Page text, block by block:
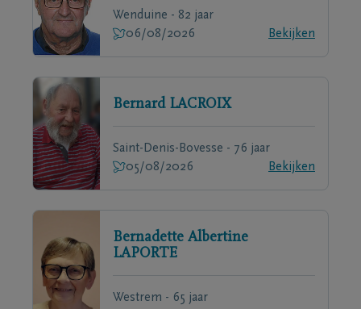
Wenduine - 82 jaar
06/08/2026
Bekijken
Bernard LACROIX
Saint-Denis-Bovesse - 76 jaar
05/08/2026
Bekijken
Bernadette Albertine
LAPORTE
Westrem - 65 jaar